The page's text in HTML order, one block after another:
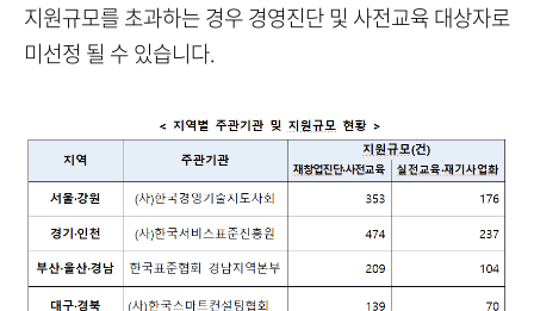
지원규모를 초과하는 경우 경영진단 및 사전교육 대상자로
미선정 될 수 있습니다.